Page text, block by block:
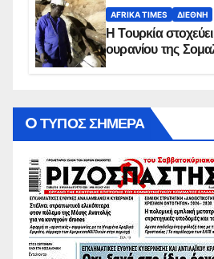
AFRIKA TIMES ΔΙΕΘΝΉ
Η Τουρκία
ουρανίου της
O ΤΥΠΟΣ ΣΗΜΕΡΑ